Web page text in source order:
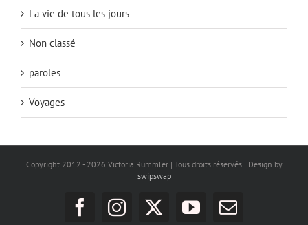
La vie de tous les jours
Non classé
paroles
Voyages
Copyright 2012 - 2026 Victoria Rummler | Tous droits réservés | Design by
swipswap
FacebookInstagram
X YouTube
Email